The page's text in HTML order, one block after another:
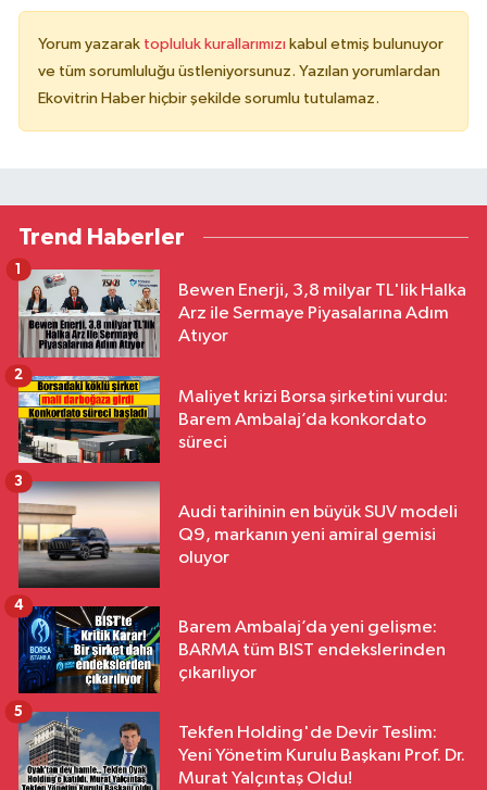
Yorum yazarak topluluk kurallarımızı kabul etmiş bulunuyor
ve tüm sorumluluğu üstleniyorsunuz. Yazılan yorumlardan
Ekovitrin Haber hiçbir şekilde sorumlu tutulamaz.
Trend Haberler
Bewen Enerji, 3,8 milyar TL'lik Halka
Arz ile Sermaye Piyasalarına Adım
Atıyor
1
Maliyet krizi Borsa şirketini vurdu:
Barem Ambalaj’da konkordato
süreci
2
Audi tarihinin en büyük SUV modeli
Q9, markanın yeni amiral gemisi
oluyor
3
Barem Ambalaj’da yeni gelişme:
BARMA tüm BIST endekslerinden
çıkarılıyor
4
Tekfen Holding'de Devir Teslim:
Yeni Yönetim Kurulu Başkanı Prof. Dr.
Murat Yalçıntaş Oldu!
5